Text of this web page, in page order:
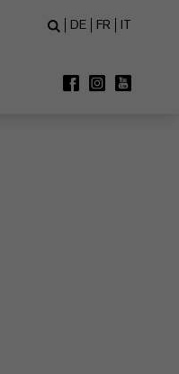
DE FR IT